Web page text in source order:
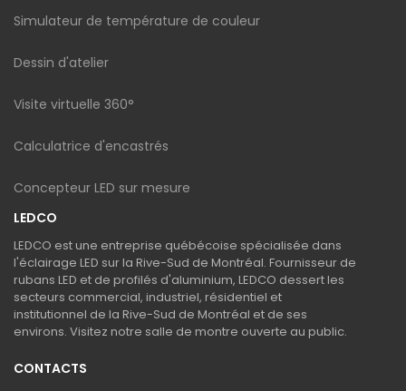
Simulateur de température de couleur
Dessin d'atelier
Visite virtuelle 360°
Calculatrice d'encastrés
Concepteur LED sur mesure
LEDCO
LEDCO est une entreprise québécoise spécialisée dans
l'éclairage LED sur la Rive-Sud de Montréal. Fournisseur de
rubans LED et de profilés d'aluminium, LEDCO dessert les
secteurs commercial, industriel, résidentiel et
institutionnel de la Rive-Sud de Montréal et de ses
environs. Visitez notre salle de montre ouverte au public.
CONTACTS